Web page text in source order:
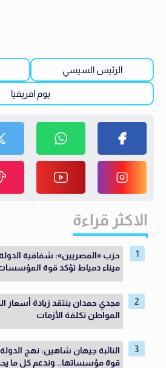
الرئيس السيسي
يوم افريقيا
الاكثر قراءة
حزب «المصريين»: شفافية
ميناء دمياط تؤكد قوة
مجدي حمدان ينتقد زيادة أسعار
المواطن تكلفة الأزمات
النائبة جيهان شاهين: نهج
قوة مؤسساتها.. وندعم كل ما